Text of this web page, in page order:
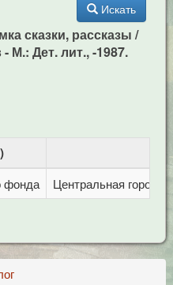
Искать
сказки, рассказы /
М.: Дет. лит., -1987.
фонда Центральная